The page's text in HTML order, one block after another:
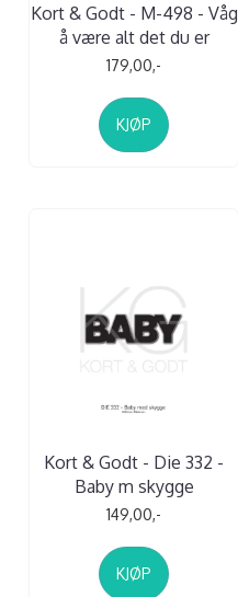
Kort & Godt - M-498 - Våg
å være alt det du er
179,00,-
KJØP
Kort & Godt - Die 332 -
Baby m skygge
149,00,-
KJØP